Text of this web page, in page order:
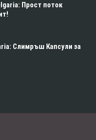
Прост поток
Слимръш Капсули за